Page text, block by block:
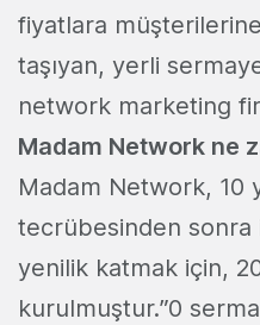
fiyatlara
taşıyan, yerli
network marketing
Madam Network ne
Madam Network, 10
tecrübesinden sonra
yenilik katmak için,
kurulmuştur.”0